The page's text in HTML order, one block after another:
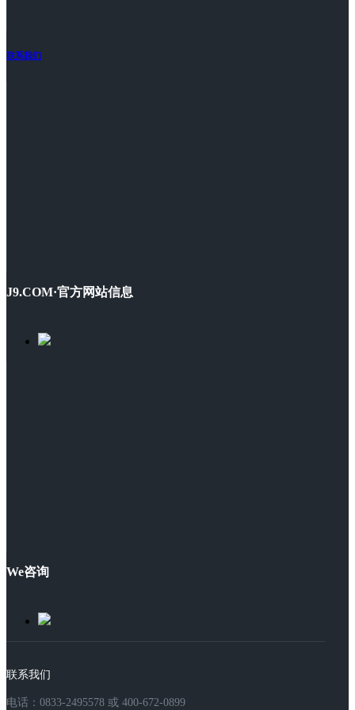
联系我们
J9.COM·官方网站信息
We咨询
联系我们
电话：0833-2495578 或 400-672-0899